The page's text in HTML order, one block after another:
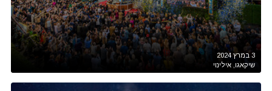
3 במרץ 2024
שיקאגו, אילינוי